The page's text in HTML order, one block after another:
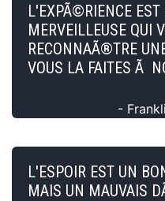
L'EXPÃ©RIENCE EST
MERVEILLEUSE QUI
RECONNAÃ®TRE
VOUS LA FAITES Ã
-
L'ESPOIR EST UN
MAIS UN MAUVAIS